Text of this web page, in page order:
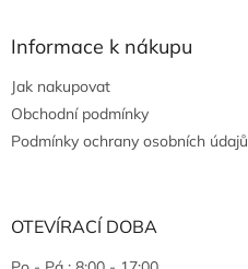
Informace k nákupu
Jak nakupovat
Obchodní podmínky
Podmínky ochrany osobních údajů
OTEVÍRACÍ DOBA